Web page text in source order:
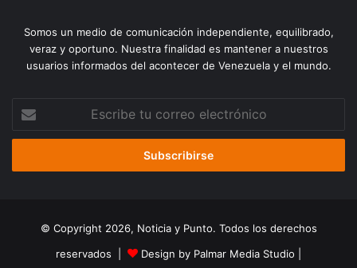
Somos un medio de comunicación independiente, equilibrado,
veraz y oportuno. Nuestra finalidad es mantener a nuestros
usuarios informados del acontecer de Venezuela y el mundo.
correo
© Copyright 2026, Noticia y Punto. Todos los derechos
reservados |
Design by Palmar Media Studio